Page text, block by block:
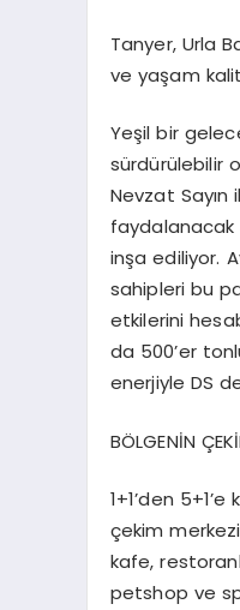
Tanyer, Urla
ve yaşam
Yeşil bir
sürdürülebilir
Nevzat Sayın
faydalanacak
inşa ediliyor.
sahipleri bu
etkilerini
da 500’er
enerjiyle DS
BÖLGENİN
1+1’den
çekim
kafe,
petshop ve